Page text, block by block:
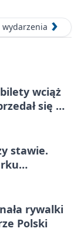
wydarzenia
wciąż
się w
stawie.
rywalki
Polski